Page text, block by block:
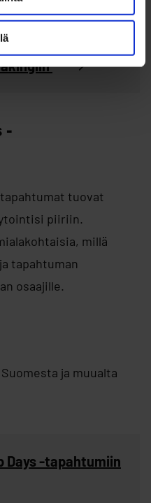
-
tuovat
piiriin.
millä
tapahtuman
osaajille.
ja muualta
Days -tapahtumiin